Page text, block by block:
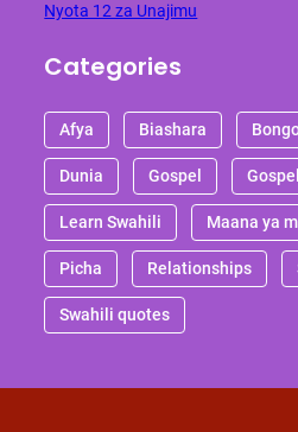
Nyota 12 za Unajimu
Categories
Afya Biashara
Dunia Gospel
Learn Swahili Maana ya
Picha Relationships
Swahili quotes